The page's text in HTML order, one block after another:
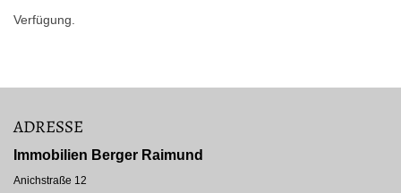
Verfügung.
ADRESSE
Immobilien Berger Raimund
Anichstraße 12